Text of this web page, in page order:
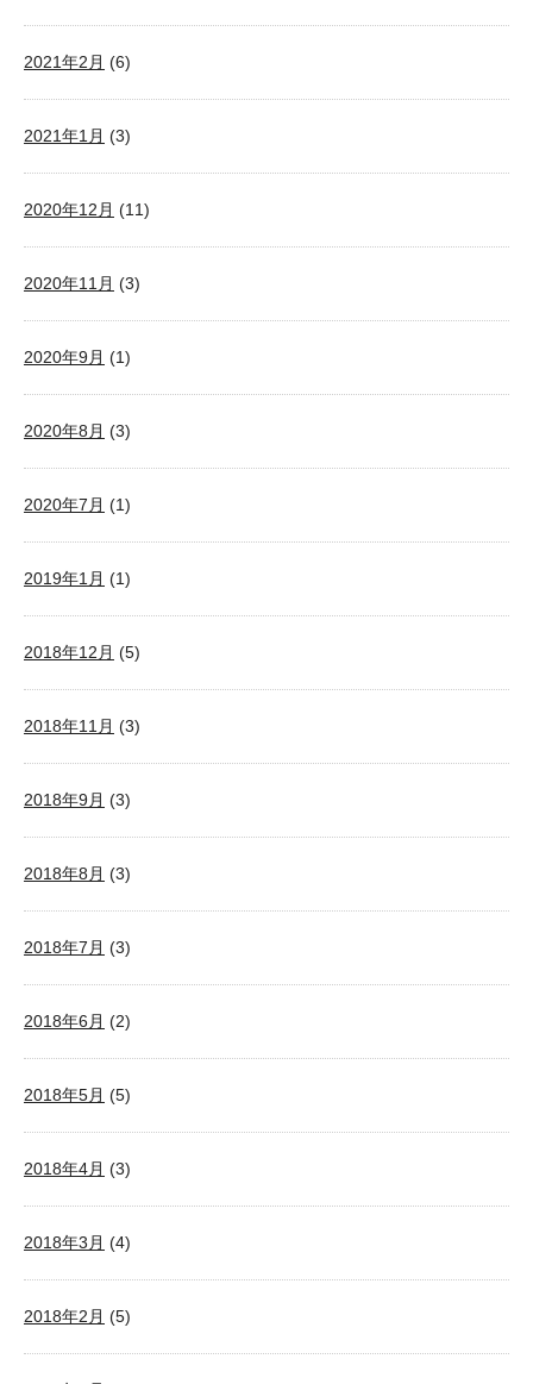
2021年2月 (6)
2021年1月 (3)
2020年12月 (11)
2020年11月 (3)
2020年9月 (1)
2020年8月 (3)
2020年7月 (1)
2019年1月 (1)
2018年12月 (5)
2018年11月 (3)
2018年9月 (3)
2018年8月 (3)
2018年7月 (3)
2018年6月 (2)
2018年5月 (5)
2018年4月 (3)
2018年3月 (4)
2018年2月 (5)